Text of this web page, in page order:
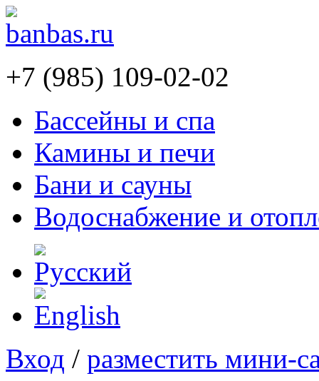
+7 (985) 109-02-02
Бассейны и спа
Камины и печи
Бани и сауны
Водоснабжение и
Вход / разместить мини-